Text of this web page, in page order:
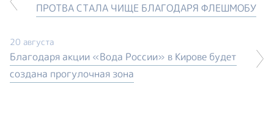
ПРОТВА СТАЛА ЧИЩЕ БЛАГОДАРЯ ФЛЕШМОБУ
20 августа
Благодаря акции «Вода России» в Кирове будет
создана прогулочная зона